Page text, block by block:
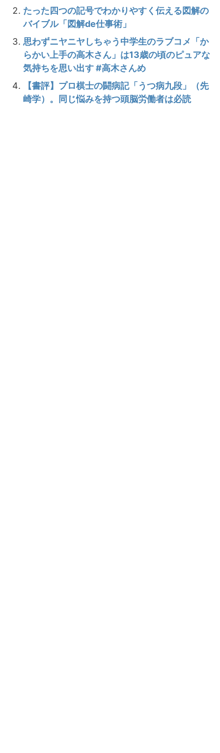
たった四つの記号でわかりやすく伝える図解の
バイブル「図解de仕事術」
思わずニヤニヤしちゃう中学生のラブコメ「か
らかい上手の高木さん」は13歳の頃のピュアな
気持ちを思い出す #高木さんめ
【書評】プロ棋士の闘病記「うつ病九段」（先
崎学）。同じ悩みを持つ頭脳労働者は必読